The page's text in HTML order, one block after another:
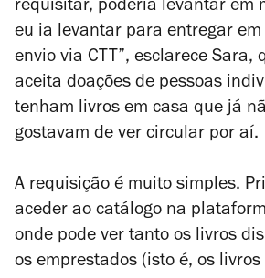
requisitar, poderia levantar em
eu ia levantar para entregar
envio via CTT”, esclarece Sara,
aceita doações de pessoas
tenham livros em casa que já
gostavam de ver circular por aí.
A requisição é muito simples.
aceder ao catálogo na
onde pode ver tanto os livros
os emprestados (isto é, os